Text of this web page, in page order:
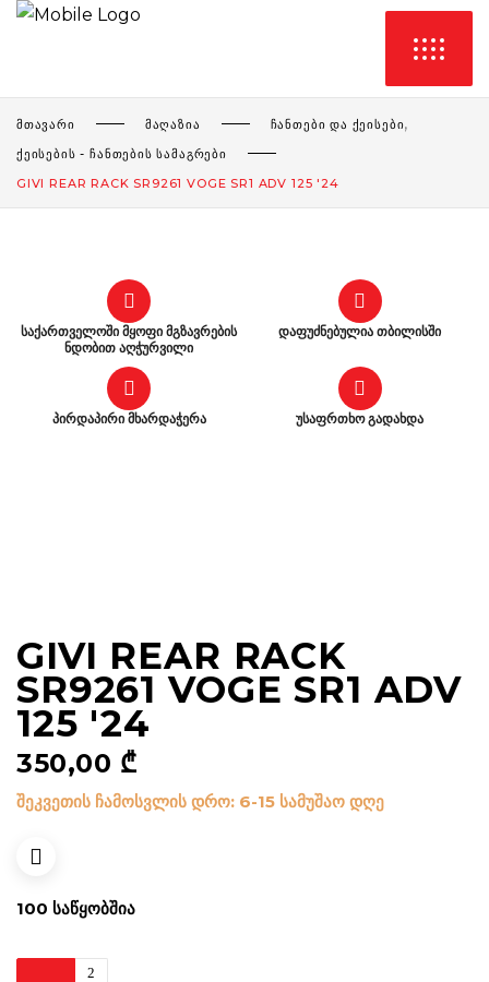
ᲛᲗᲐᲕᲐᲠᲘ ᲛᲐᲦᲐᲖᲘᲐ ᲩᲐᲜᲗᲔᲑᲘ ᲓᲐ ᲥᲔᲘᲡᲔᲑᲘ,
ᲥᲔᲘᲡᲔᲑᲘᲡ - ᲩᲐᲜᲗᲔᲑᲘᲡ ᲡᲐᲛᲐᲒᲠᲔᲑᲘ
GIVI REAR RACK SR9261 VOGE SR1 ADV 125 '24
საქართველოში მყოფი მგზავრების
ნდობით აღჭურვილი
დაფუძნებულია თბილისში
პირდაპირი მხარდაჭერა უსაფრთხო გადახდა
GIVI REAR RACK
SR9261 VOGE SR1 ADV
125 '24
350,00 ₾
შეკვეთის ჩამოსვლის დრო: 6-15 სამუშაო დღე
100 ᲡᲐᲬᲧᲝᲑᲨᲘᲐ